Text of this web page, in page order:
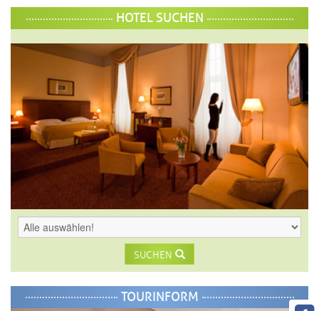
HOTEL SUCHEN
SUCHEN
TOURINFORM